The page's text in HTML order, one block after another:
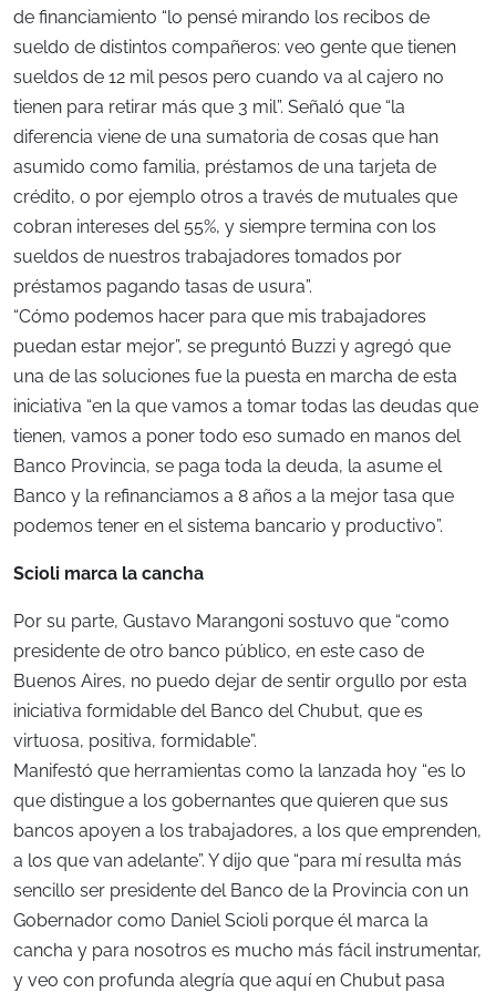
de financiamiento “lo pensé mirando los recibos de
sueldo de distintos compañeros: veo gente que tienen
sueldos de 12 mil pesos pero cuando va al cajero no
tienen para retirar más que 3 mil”. Señaló que “la
diferencia viene de una sumatoria de cosas que han
asumido como familia, préstamos de una tarjeta de
crédito, o por ejemplo otros a través de mutuales que
cobran intereses del 55%, y siempre termina con los
sueldos de nuestros trabajadores tomados por
préstamos pagando tasas de usura”.
“Cómo podemos hacer para que mis trabajadores
puedan estar mejor”, se preguntó Buzzi y agregó que
una de las soluciones fue la puesta en marcha de esta
iniciativa “en la que vamos a tomar todas las deudas que
tienen, vamos a poner todo eso sumado en manos del
Banco Provincia, se paga toda la deuda, la asume el
Banco y la refinanciamos a 8 años a la mejor tasa que
podemos tener en el sistema bancario y productivo”.
Scioli marca la cancha
Por su parte, Gustavo Marangoni sostuvo que “como
presidente de otro banco público, en este caso de
Buenos Aires, no puedo dejar de sentir orgullo por esta
iniciativa formidable del Banco del Chubut, que es
virtuosa, positiva, formidable”.
Manifestó que herramientas como la lanzada hoy “es lo
que distingue a los gobernantes que quieren que sus
bancos apoyen a los trabajadores, a los que emprenden,
a los que van adelante”. Y dijo que “para mí resulta más
sencillo ser presidente del Banco de la Provincia con un
Gobernador como Daniel Scioli porque él marca la
cancha y para nosotros es mucho más fácil instrumentar,
y veo con profunda alegría que aquí en Chubut pasa